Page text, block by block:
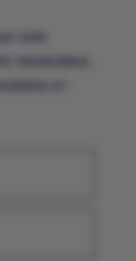
revendeur,
ci-